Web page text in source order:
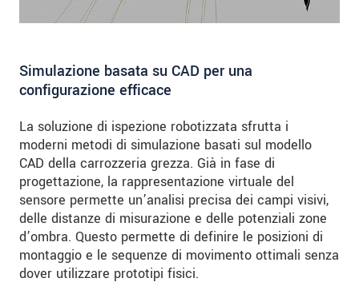
Simulazione basata su CAD per una
configurazione efficace
La soluzione di ispezione robotizzata sfrutta i
moderni metodi di simulazione basati sul modello
CAD della carrozzeria grezza. Già in fase di
progettazione, la rappresentazione virtuale del
sensore permette un’analisi precisa dei campi visivi,
delle distanze di misurazione e delle potenziali zone
d’ombra. Questo permette di definire le posizioni di
montaggio e le sequenze di movimento ottimali senza
dover utilizzare prototipi fisici.